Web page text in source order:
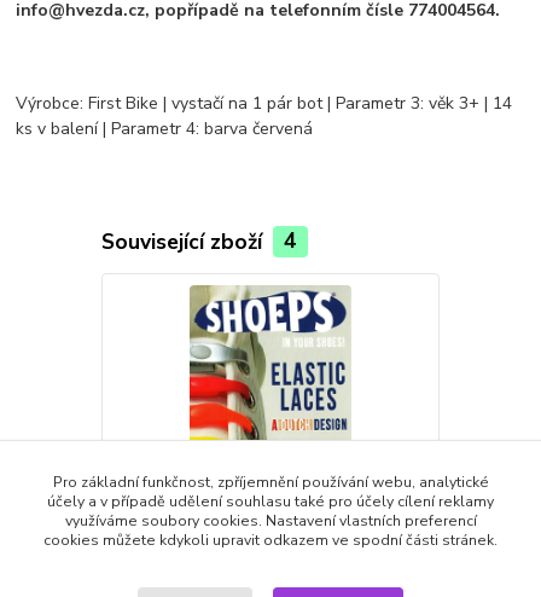
info@hvezda.cz, popřípadě na telefonním čísle 774004564.
Výrobce: First Bike | vystačí na 1 pár bot | Parametr 3: věk 3+ | 14
ks v balení | Parametr 4: barva červená
Související zboží 4
Pro základní funkčnost, zpříjemnění používání webu, analytické
účely a v případě udělení souhlasu také pro účely cílení reklamy
využíváme soubory cookies. Nastavení vlastních preferencí
cookies můžete kdykoli upravit odkazem ve spodní části stránek.